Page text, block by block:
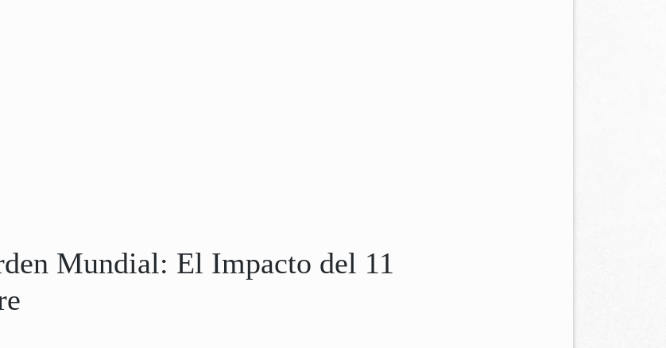
Mundial: El Impacto del 11